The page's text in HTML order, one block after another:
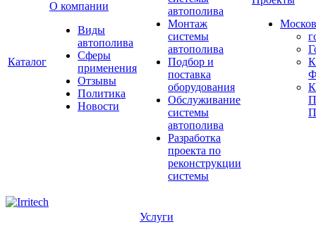
Каталог
О компании
Виды
автополива
Сферы
применения
Отзывы
Политика
Новости
автополива
Монтаж
системы
автополива
Подбор и
поставка
оборудования
Обслуживание
системы
автополива
Разработка
проекта по
реконструкции
системы
Услуги